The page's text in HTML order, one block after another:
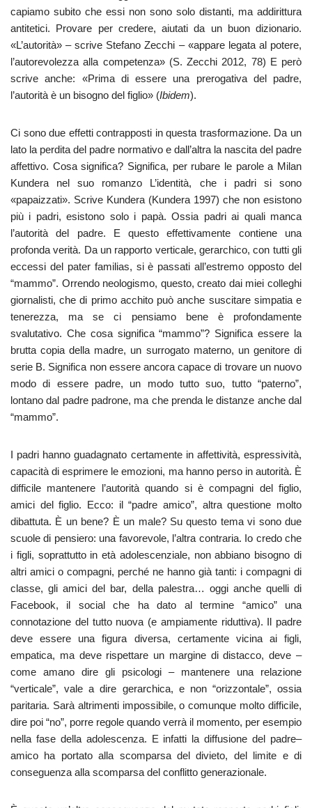
capiamo subito che essi non sono solo distanti, ma addirittura
antitetici. Provare per credere, aiutati da un buon dizionario.
«L’autorità» – scrive Stefano Zecchi – «appare legata al potere,
l’autorevolezza alla competenza» (S. Zecchi 2012, 78) E però
scrive anche: «Prima di essere una prerogativa del padre,
l’autorità è un bisogno del figlio» (Ibidem).
Ci sono due effetti contrapposti in questa trasformazione. Da un
lato la perdita del padre normativo e dall’altra la nascita del padre
affettivo. Cosa significa? Significa, per rubare le parole a Milan
Kundera nel suo romanzo L’identità, che i padri si sono
«papaizzati». Scrive Kundera (Kundera 1997) che non esistono
più i padri, esistono solo i papà. Ossia padri ai quali manca
l’autorità del padre. E questo effettivamente contiene una
profonda verità. Da un rapporto verticale, gerarchico, con tutti gli
eccessi del pater familias, si è passati all’estremo opposto del
“mammo”. Orrendo neologismo, questo, creato dai miei colleghi
giornalisti, che di primo acchito può anche suscitare simpatia e
tenerezza, ma se ci pensiamo bene è profondamente
svalutativo. Che cosa significa “mammo”? Significa essere la
brutta copia della madre, un surrogato materno, un genitore di
serie B. Significa non essere ancora capace di trovare un nuovo
modo di essere padre, un modo tutto suo, tutto “paterno”,
lontano dal padre padrone, ma che prenda le distanze anche dal
“mammo”.
I padri hanno guadagnato certamente in affettività, espressività,
capacità di esprimere le emozioni, ma hanno perso in autorità. È
difficile mantenere l’autorità quando si è compagni del figlio,
amici del figlio. Ecco: il “padre amico”, altra questione molto
dibattuta. È un bene? È un male? Su questo tema vi sono due
scuole di pensiero: una favorevole, l’altra contraria. Io credo che
i figli, soprattutto in età adolescenziale, non abbiano bisogno di
altri amici o compagni, perché ne hanno già tanti: i compagni di
classe, gli amici del bar, della palestra… oggi anche quelli di
Facebook, il social che ha dato al termine “amico” una
connotazione del tutto nuova (e ampiamente riduttiva). Il padre
deve essere una figura diversa, certamente vicina ai figli,
empatica, ma deve rispettare un margine di distacco, deve –
come amano dire gli psicologi – mantenere una relazione
“verticale”, vale a dire gerarchica, e non “orizzontale”, ossia
paritaria. Sarà altrimenti impossibile, o comunque molto difficile,
dire poi “no”, porre regole quando verrà il momento, per esempio
nella fase della adolescenza. E infatti la diffusione del padre–
amico ha portato alla scomparsa del divieto, del limite e di
conseguenza alla scomparsa del conflitto generazionale.